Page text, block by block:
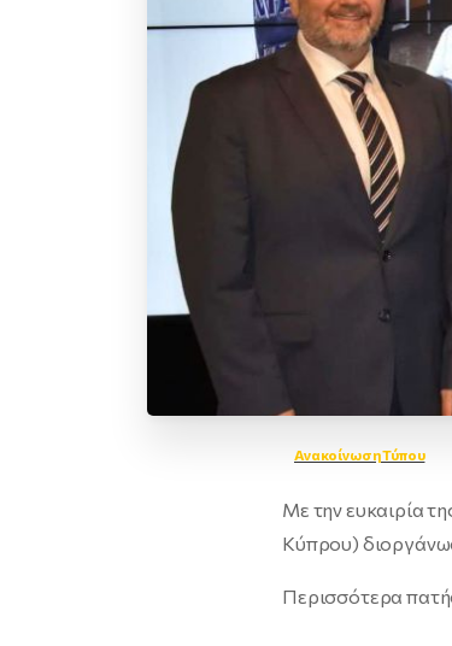
Ανακοίνωση Τύπου
Με την ευκαιρία
Κύπρου)
Περισσότερα